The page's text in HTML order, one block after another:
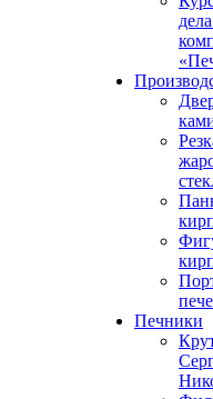
Печники